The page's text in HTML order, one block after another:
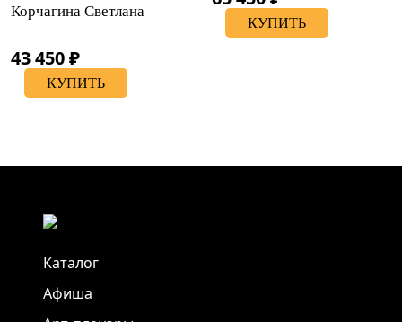
Корчагина Светлана
43 450 ₽
КУПИТЬ
КУПИТЬ
Каталог
Афиша